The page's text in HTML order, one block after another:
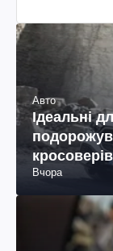
Авто
Ідеальні
кросоверів
Вчора